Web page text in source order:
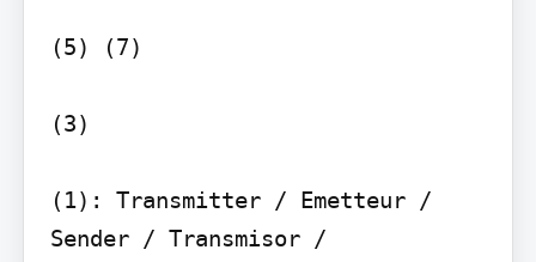
(5) (7)
(3)
(1): Transmitter / Emetteur /
Sender / Transmisor /